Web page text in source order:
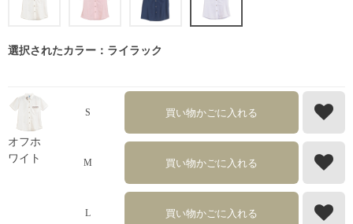
選択されたカラー：ライラック
オフホ
ワイト
S 買い物かごに入れる
M 買い物かごに入れる
L 買い物かごに入れる